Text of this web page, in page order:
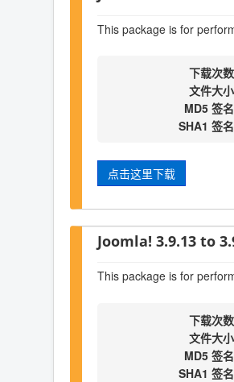
This package is for
下载次数
文件大小
MD5 签名
SHA1 签名
点击这里下载
Joomla! 3.9.13 to
This package is for
下载次数
文件大小
MD5 签名
SHA1 签名